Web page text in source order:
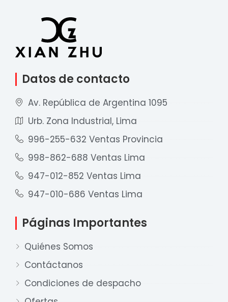
Datos de contacto
Av. República de Argentina 1095
Urb. Zona Industrial, Lima
996-255-632 Ventas Provincia
998-862-688 Ventas Lima
947-012-852 Ventas Lima
947-010-686 Ventas Lima
Páginas Importantes
Quiénes Somos
Contáctanos
Condiciones de despacho